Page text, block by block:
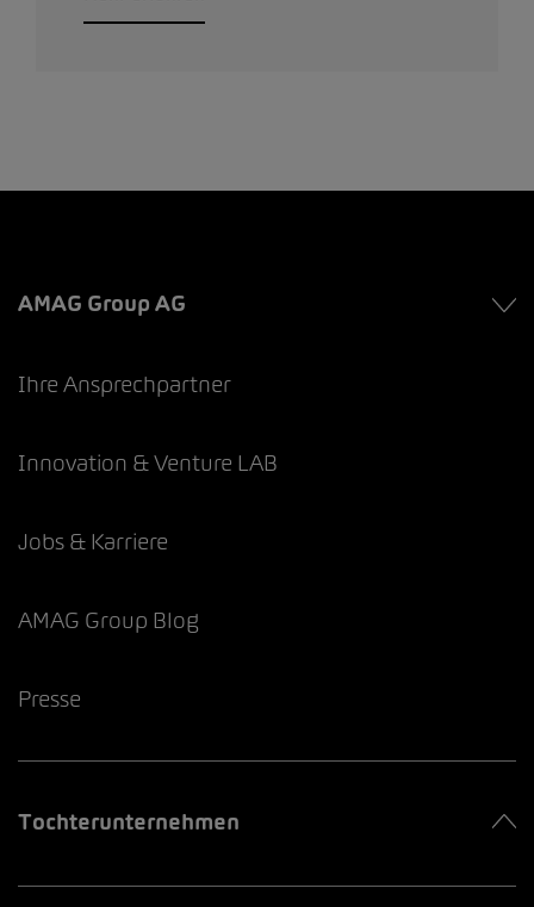
AMAG Group AG
Ihre Ansprechpartner
Innovation & Venture LAB
Jobs & Karriere
AMAG Group Blog
Presse
Tochterunternehmen